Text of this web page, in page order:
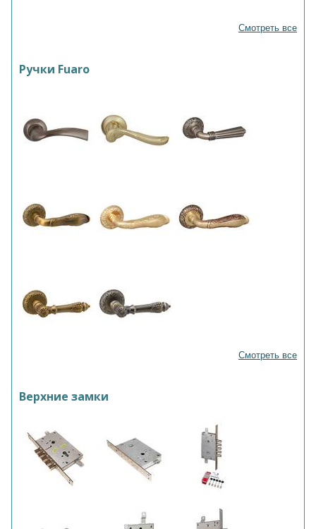
Смотреть все
Ручки Fuaro
Смотреть все
Верхние замки